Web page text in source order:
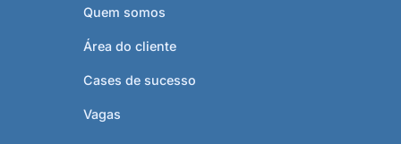
Quem somos
Área do cliente
Cases de sucesso
Vagas